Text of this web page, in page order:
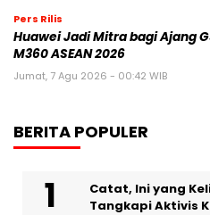
Pers Rilis
Huawei Jadi Mitra bagi Ajang
M360 ASEAN 2026
Jumat, 7 Agu 2026 - 00:42 WIB
BERITA POPULER
Catat, Ini yang
Tangkapi Aktivis